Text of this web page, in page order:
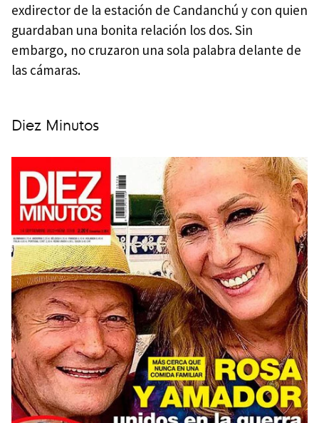
exdirector de la estación de Candanchú y con quien
guardaban una bonita relación los dos. Sin
embargo, no cruzaron una sola palabra delante de
las cámaras.
Diez Minutos